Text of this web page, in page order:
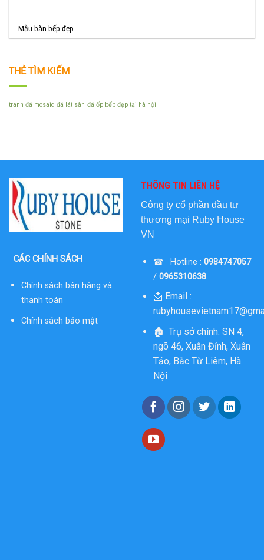
Mẫu bàn bếp đẹp
THẺ TÌM KIẾM
tranh đá mosaic đá lát sàn đá ốp bếp đẹp tại hà nội
CÁC CHÍNH SÁCH
Chính sách bán hàng và
thanh toán
Chính sách bảo mật
THÔNG TIN LIÊN HỆ
Công ty cổ phần đầu tư
thương mại Ruby House
VN
☎ Hotline : 0984747057
/ 0965310638
📩 Email :
🏚 Trụ sở chính: SN 4,
ngõ 46, Xuân Đỉnh, Xuân
Tảo, Bắc Từ Liêm, Hà
Nội